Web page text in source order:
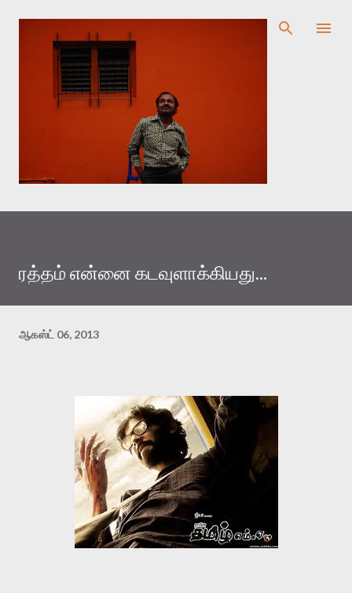
முதன்மை உள்ளடக்கத்திற்குச் செல்
ரத்தம் என்னை கடவுளாக்கியது...
ஆகஸ்ட் 06, 2013